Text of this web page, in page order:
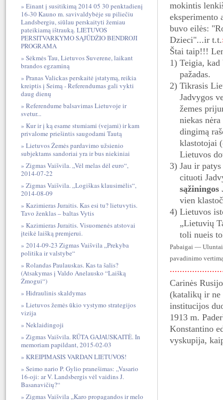
mokintis
eksperimento
buvo eilės:
Dzieci"...ir t.t.
Štai taip!!!
1) Teigia,
pažadas.
2) Tikrasis
Jadvygos
žemes
niekas
dingimą
klastotojai
Lietuvos
3) Jau ir
cituoti
sąžiningos
vien
4) Lietuvos
„Lietuvių
toli nueis
Pabaigai —
pavadinimo
Carinės
(katalikų ir ne
institucijos
1913 m.
Konstantino
vyskupija,
Einant į susitikimą 2014 05 30 penktadienį
16-30 Kauno m. savivaldybėje su piliečiu
Landsbergiu, siūlau perskaityti žemiau
pateikiamą ištrauką. LIETUVOS
PERSITVARKYMO SĄJŪDŽIO BENDROJI
PROGRAMA
Sėkmės Tau, Lietuvos Suverene, laikant
brandos egzaminą
Pranas Valickas perskaitė įstatymą, reikia
kreiptis į Seimą - Referendumas gali vykti
daug dienų
Referendume balsavimas Lietuvoje ir
svetur...
Kur ir į ką esame stumiami (vejami) ir kam
privalome priešintis saugodami Tautą
Lietuvos Žemės pardavimo užsienio
subjektams sandoriai yra ir bus niekiniai
Zigmas Vaišvila. „Vėl melas dėl euro“,
2014-07-22
Zigmas Vaišvila. „Logiškas klausimėlis“,
2014-08-09
Kazimieras Juraitis. Kas esi tu? lietuvytis.
Tavo ženklas – baltas Vytis
Kazimieras Juraitis. Visuomenės atstovai
įteikė laišką premjerui.
2014-09-23 Zigmas Vaišvila „Prekyba
politika ir valstybe“
Rolandas Paulauskas. Kas ta šalis?
(Atsakymas į Valdo Anelausko “Laišką
Žmogui“)
Hidraulinis skaldymas
Lietuvos žemės ūkio vystymo strategijos
vizija
Neklaidingoji
Zigmas Vaišvila. RŪTA GAJAUSKAITĖ. In
memoriam papildant, 2015-02-03
KREIPIMASIS VARDAN LIETUVOS!
Seimo nario P. Gylio pranešimas: „Vasario
16-oji: ar V. Landsbergis vėl vaidins J.
Basanavičių?“
Zigmas Vaišvila „Karo propagandos ir melo